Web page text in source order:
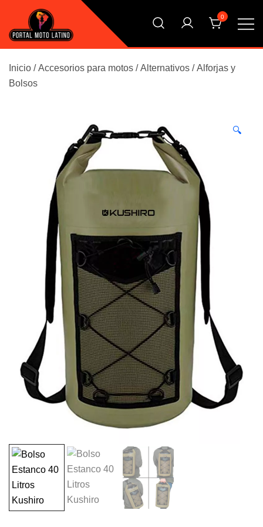
contenido
Argentina
El Primer Shopping Multi Comercios de la Moto Online
0
Inicio /Accesorios para motos /Alternativos /Alforjas y
Bolsos
🔍